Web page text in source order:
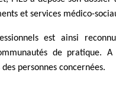
et services médico-
est ainsi
de pratique.
personnes concernées.